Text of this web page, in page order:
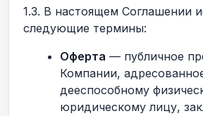
1.3. В настоящем Соглашении
следующие термины:
Оферта — публичное
Компании,
дееспособному
юридическому лицу,